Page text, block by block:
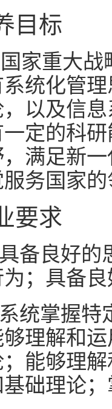
目标
家重大
统化管
以及信
定的科
满足新
务国家
要求
具备良好的
；具备
系统掌握特
理解和
能够理
础理论